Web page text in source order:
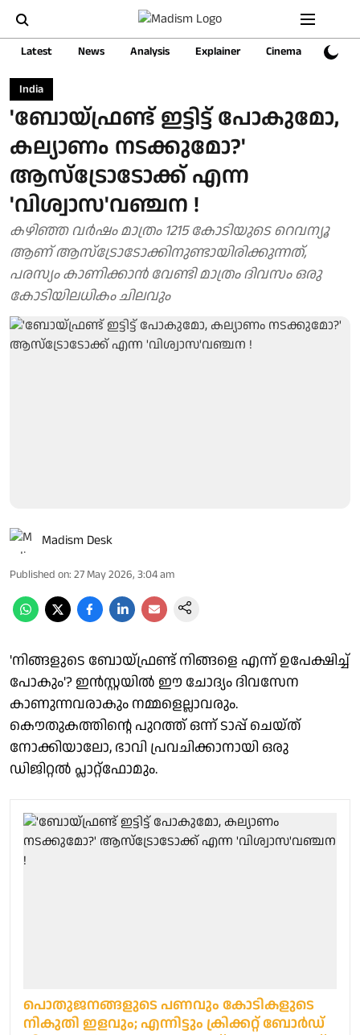
Latest News Analysis Explainer Cinema Sports
India
'ബോയ്ഫ്രണ്ട് ഇട്ടിട്ട് പോകുമോ,
കല്യാണം നടക്കുമോ?'
ആസ്ട്രോടോക്ക് എന്ന
'വിശ്വാസ'വഞ്ചന !
കഴിഞ്ഞ വർഷം മാത്രം 1215 കോടിയുടെ റെവന്യൂ
ആണ് ആസ്ട്രോടോക്കിനുണ്ടായിരിക്കുന്നത്,
പരസ്യം കാണിക്കാൻ വേണ്ടി മാത്രം ദിവസം ഒരു
കോടിയിലധികം ചിലവും
Madism Desk
Published on: 27 May 2026, 3:04 am
'നിങ്ങളുടെ ബോയ്ഫ്രണ്ട് നിങ്ങളെ എന്ന് ഉപേക്ഷിച്ച്
പോകും'? ഇൻസ്റ്റയിൽ ഈ ചോദ്യം ദിവസേന
കാണുന്നവരാകും നമ്മളെല്ലാവരും.
കൌതുകത്തിന്റെ പുറത്ത് ഒന്ന് ടാപ്പ് ചെയ്ത്
നോക്കിയാലോ, ഭാവി പ്രവചിക്കാനായി ഒരു
ഡിജിറ്റൽ പ്ലാറ്റ്ഫോമും.
പൊതുജനങ്ങളുടെ പണവും കോടികളുടെ
നികുതി ഇളവും; എന്നിട്ടും ക്രിക്കറ്റ് ബോര്‍ഡ്